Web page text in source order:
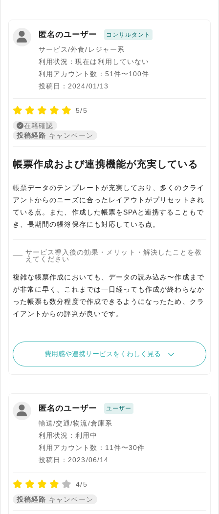
匿名のユーザー コンサルタント
サービス/外食/レジャー系
利用状況：現在は利用していない
利用アカウント数：51件〜100件
投稿日：2024/01/13
5/5
在籍確認
投稿経路 キャンペーン
帳票作成および連携機能が充実している
帳票データのテンプレートが充実しており、多くのクライ
アントからのニーズに合ったレイアウトがプリセットされ
ている点。また、作成した帳票をSPAと連携することもで
き、長期間の帳簿保存にも対応している点。
サービス導入後の効果・メリット・解決したことを教
えてください
複雑な帳票作成においても、データの読み込み〜作成まで
が非常に早く、これまでは一日経っても作成が終わらなか
った帳票も数分程度で作成できるようになったため、クラ
イアントからの評判が良いです。
費用感や連携サービスをくわしく見る
匿名のユーザー ユーザー
輸送/交通/物流/倉庫系
利用状況：利用中
利用アカウント数：11件〜30件
投稿日：2023/06/14
4/5
投稿経路 キャンペーン